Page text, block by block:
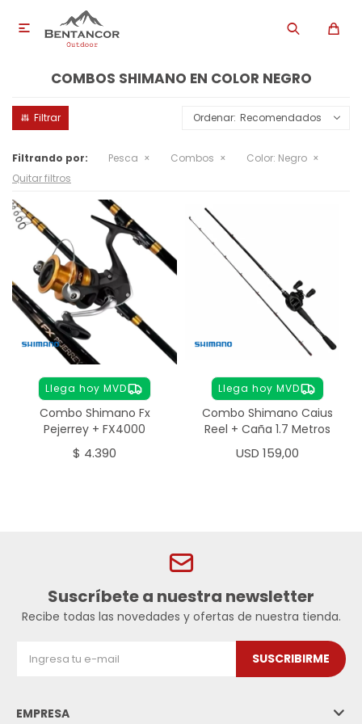

COMBOS SHIMANO EN COLOR NEGRO
Recomendados
Filtrando por: Pesca Combos Color: Negro
Quitar filtros
Llega hoy MVD
Combo Shimano Fx
Pejerrey + FX4000
$ 4.390
Llega hoy MVD
Combo Shimano Caius
Reel + Caña 1.7 Metros
USD 159,00
Suscríbete a nuestra newsletter
Recibe todas las novedades y ofertas de nuestra tienda.
SUSCRIBIRME
EMPRESA